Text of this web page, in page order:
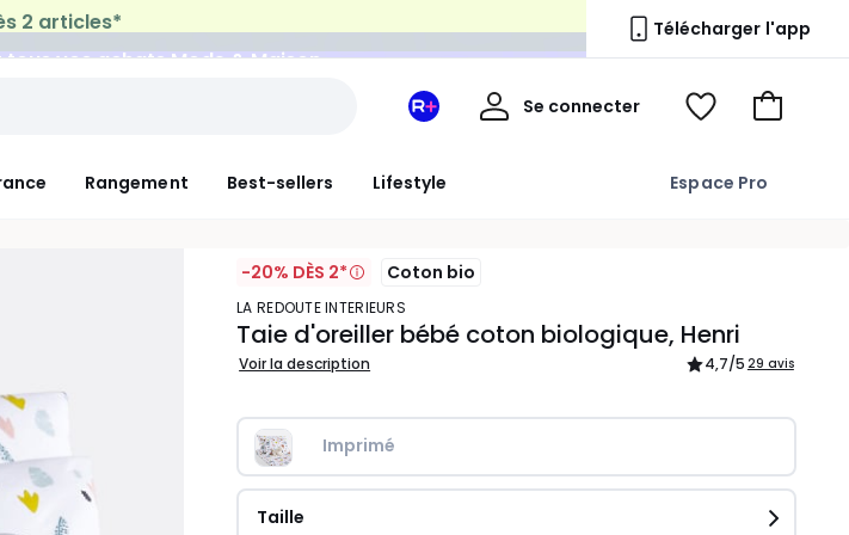
vos achats Mode & Maison Télécharger l'app
Rangement Best-sellers Lifestyle Espace Pro
Mon
Redoute
Se connecter
Mon
Voir
Aller
-20% DÈS 2* Coton bio
LA REDOUTE INTERIEURS
Taie d'oreiller bébé coton biologique, Henri
Voir la description 4,7/5 29 avis
Imprimé
Taille